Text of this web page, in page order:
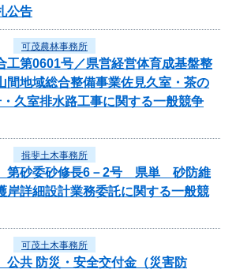
公告
可茂農林事務所
工第0601号／県営経営体育成基盤整
間地域総合整備事業佐見久室・茶の
久室排水路工事に関する一般競争
揖斐土木事務所
】第砂委砂修長6－2号 県単 砂防維
詳細設計業務委託に関する一般競
可茂土木事務所
公共 防災・安全交付金（災害防